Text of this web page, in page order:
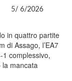
5/ 6/2026
in quattro partite
di Assago, l’EA7
complessivo,
la mancata